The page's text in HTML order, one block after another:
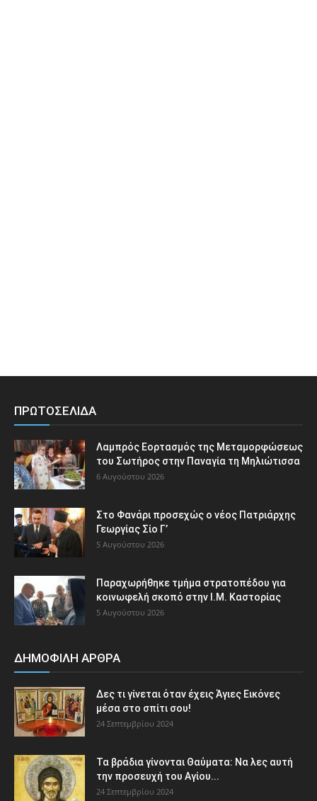
ΠΡΩΤΟΣΕΛΙΔΑ
Λαμπρός Εορτασμός της Μεταμορφώσεως
του Σωτήρος στην Παναγία τη Μηλιώτισσα
6 Αυγούστου 2026
Στο Φανάρι προσεχώς ο νέος Πατριάρχης
Γεωργίας Σίο Γ’
5 Αυγούστου 2026
Παραχωρήθηκε τμήμα στρατοπέδου για
κοινωφελή σκοπό στην Ι.Μ. Καστορίας
5 Αυγούστου 2026
ΔΗΜΟΦΙΛΗ ΑΡΘΡΑ
Δες τι γίνεται όταν έχεις Άγιες Εικόνες
μέσα στο σπίτι σου!
24 Σεπτεμβρίου 2024
Τα βράδια γίνονται Θαύματα: Να λες αυτή
την προσευχή του Αγίου...
24 Σεπτεμβρίου 2024